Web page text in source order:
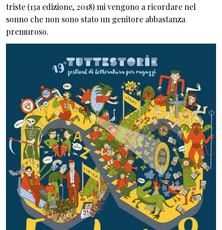
triste (13a edizione, 2018) mi vengono a ricordare nel
sonno che non sono stato un genitore abbastanza
premuroso.